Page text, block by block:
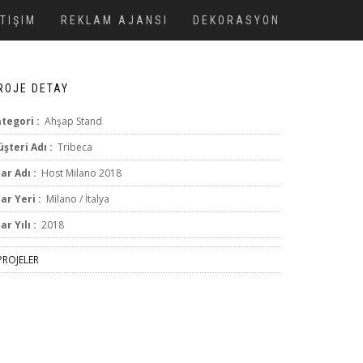
REKLAM AJANSI DEKORASYON
DETAY
: Ahşap Stand
Adı : Tribeca
Adı : Host Milano 2018
Yeri : Milano / İtalya
Yılı : 2018